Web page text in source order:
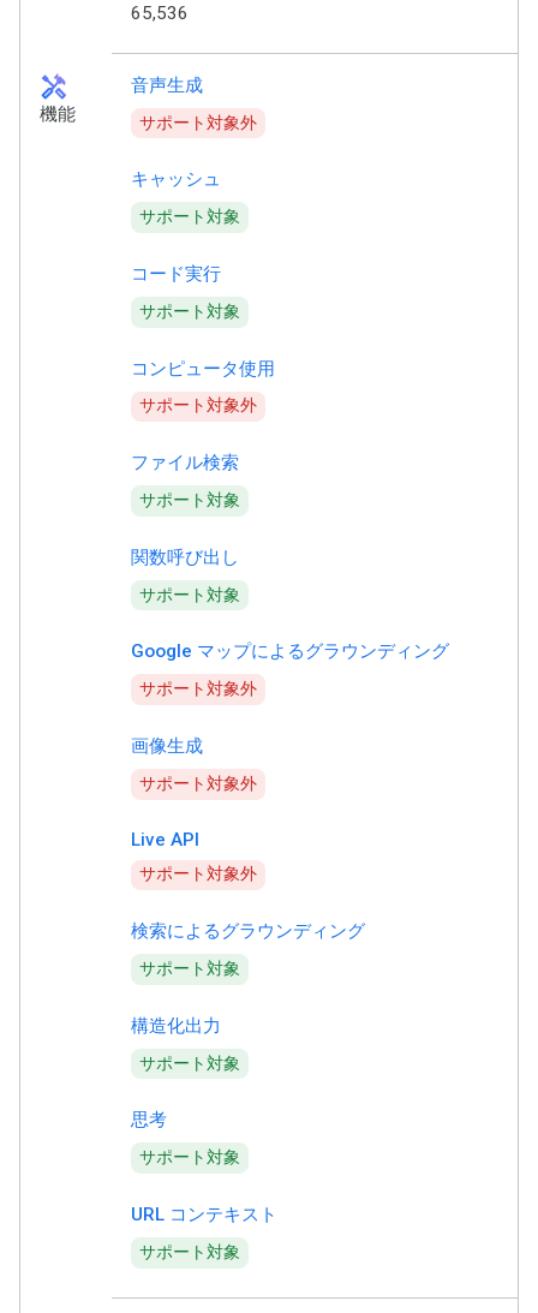
65,536
handyman
機能
音声生成
サポート対象外
キャッシュ
サポート対象
コード実行
サポート対象
コンピュータ使用
サポート対象外
ファイル検索
サポート対象
関数呼び出し
サポート対象
Google マップによるグラウンディング
サポート対象外
画像生成
サポート対象外
Live API
サポート対象外
検索によるグラウンディング
サポート対象
構造化出力
サポート対象
思考
サポート対象
URL コンテキスト
サポート対象